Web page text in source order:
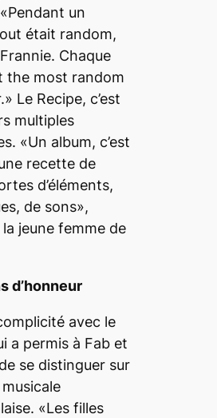
un
était random,
Chaque
the most random
Le Recipe, c’est
multiples
«Un album, c’est
recette de
d’éléments,
de sons»,
jeune femme de
d’honneur
avec le
a permis à Fab et
se distinguer sur
«Les filles